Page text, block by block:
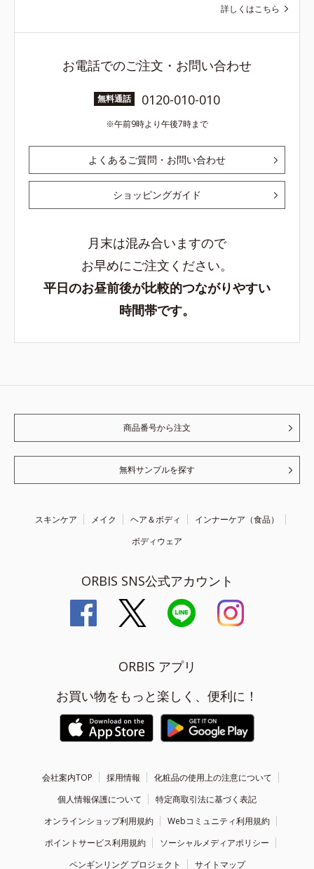
詳しくはこちら
お電話でのご注文・お問い合わせ
無料通話 0120-010-010
午前9時より午後7時まで
よくあるご質問・お問い合わせ
ショッピングガイド
月末は混み合いますので
お早めにご注文ください。
平日のお昼前後が比較的つながりやすい
時間帯です。
商品番号から注文
無料サンプルを探す
スキンケア メイク ヘア＆ボディ
インナーケア（食品）
ボディウェア
ORBIS SNS公式アカウント
ORBIS アプリ
お買い物をもっと楽しく、便利に！
会社案内TOP 採用情報
化粧品の使用上の注意について
個人情報保護について
特定商取引法に基づく表記
オンラインショップ利用規約
Webコミュニティ利用規約
ポイントサービス利用規約
ソーシャルメディアポリシー
ペンギンリング プロジェクト
サイトマップ